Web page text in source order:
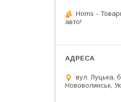
Homs -
авто!
вул. Луцька,
Нововолинськ,